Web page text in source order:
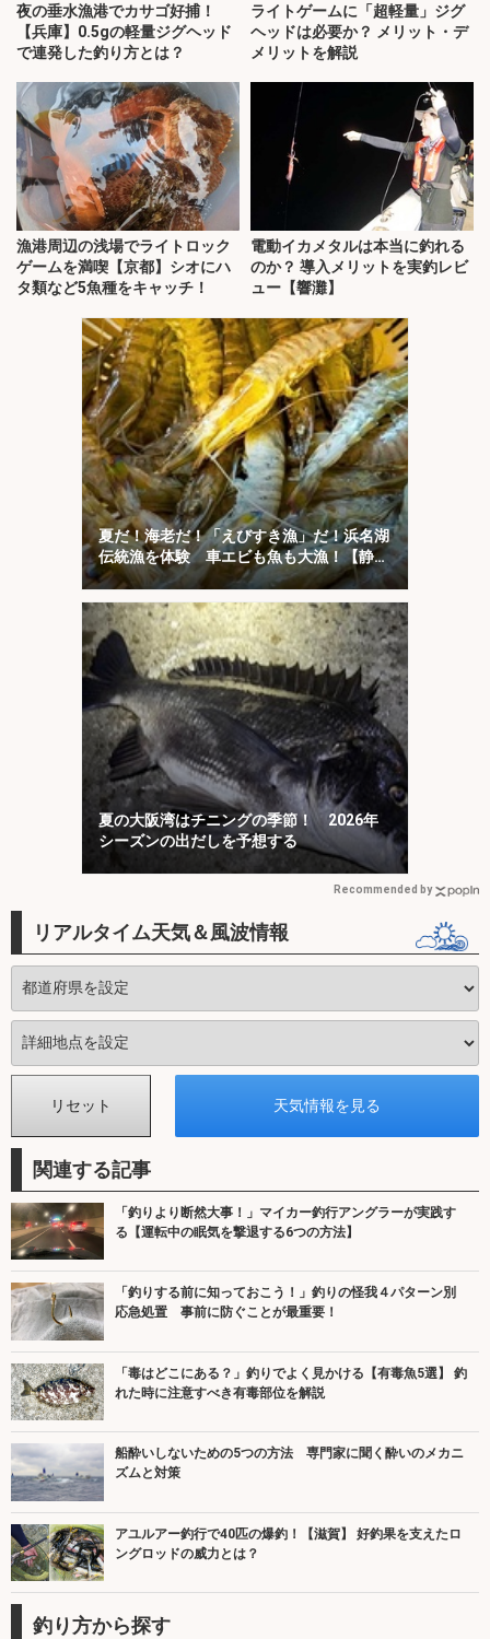
夜の垂水漁港でカサゴ好捕！
【兵庫】0.5gの軽量ジグヘッド
で連発した釣り方とは？
ライトゲームに「超軽量」ジグ
ヘッドは必要か？ メリット・デ
メリットを解説
漁港周辺の浅場でライトロック
ゲームを満喫【京都】シオにハ
タ類など5魚種をキャッチ！
電動イカメタルは本当に釣れる
のか？ 導入メリットを実釣レビ
ュー【響灘】
夏だ！海老だ！「えびすき漁」だ！浜名湖
伝統漁を体験 車エビも魚も大漁！【静
岡】
夏の大阪湾はチニングの季節！ 2026年
シーズンの出だしを予想する
Recommended by
リアルタイム天気＆風波情報
関連する記事
「釣りより断然大事！」マイカー釣行アングラーが実践す
る【運転中の眠気を撃退する6つの方法】
「釣りする前に知っておこう！」釣りの怪我４パターン別
応急処置 事前に防ぐことが最重要！
「毒はどこにある？」釣りでよく見かける【有毒魚5選】 釣
れた時に注意すべき有毒部位を解説
船酔いしないための5つの方法 専門家に聞く酔いのメカニ
ズムと対策
アユルアー釣行で40匹の爆釣！【滋賀】 好釣果を支えたロ
ングロッドの威力とは？
釣り方から探す